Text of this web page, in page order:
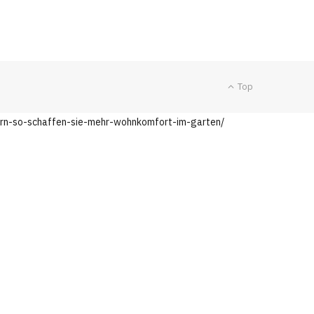
Top
so-schaffen-sie-mehr-wohnkomfort-im-garten/